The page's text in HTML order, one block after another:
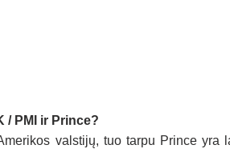
/ PMI ir Prince?
valstijų, tuo tarpu Prince yra